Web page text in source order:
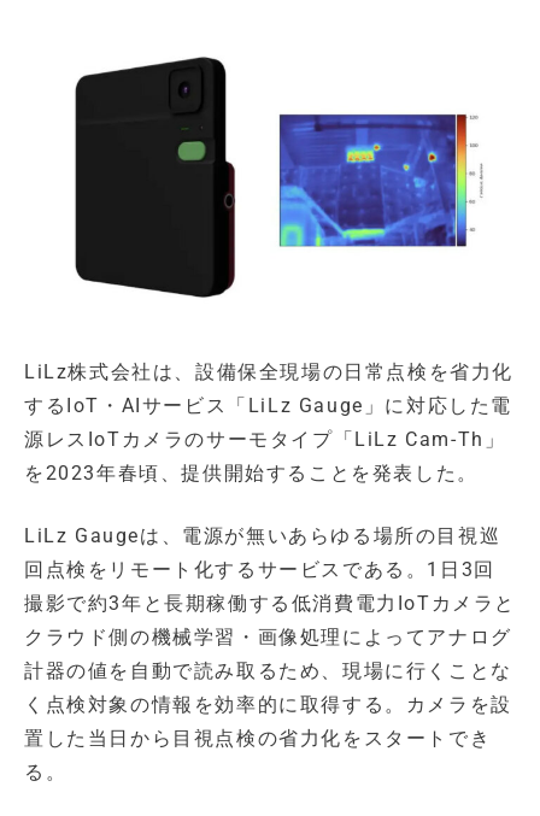
LiLz株式会社は、設備保全現場の日常点検を省力化
するIoT・AIサービス「LiLz Gauge」に対応した電
源レスIoTカメラのサーモタイプ「LiLz Cam-Th」
を2023年春頃、提供開始することを発表した。
LiLz Gaugeは、電源が無いあらゆる場所の目視巡
回点検をリモート化するサービスである。1⽇3回
撮影で約3年と⻑期稼働する低消費電力IoTカメラと
クラウド側の機械学習・画像処理によってアナログ
計器の値を⾃動で読み取るため、現場に⾏くことな
く点検対象の情報を効率的に取得する。カメラを設
置した当⽇から目視点検の省⼒化をスタートでき
る。